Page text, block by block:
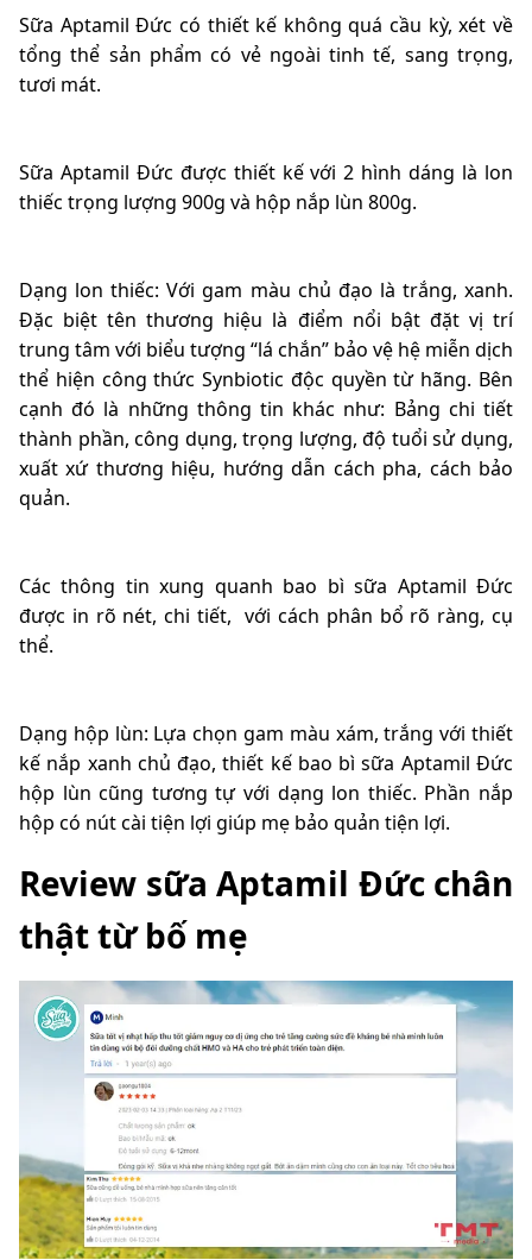
Sữa Aptamil Đức có thiết kế không quá cầu kỳ, xét về
tổng thể sản phẩm có vẻ ngoài tinh tế, sang trọng,
tươi mát.
Sữa Aptamil Đức được thiết kế với 2 hình dáng là lon
thiếc trọng lượng 900g và hộp nắp lùn 800g.
Dạng lon thiếc: Với gam màu chủ đạo là trắng, xanh.
Đặc biệt tên thương hiệu là điểm nổi bật đặt vị trí
trung tâm với biểu tượng “lá chắn” bảo vệ hệ miễn dịch
thể hiện công thức Synbiotic độc quyền từ hãng. Bên
cạnh đó là những thông tin khác như: Bảng chi tiết
thành phần, công dụng, trọng lượng, độ tuổi sử dụng,
xuất xứ thương hiệu, hướng dẫn cách pha, cách bảo
quản.
Các thông tin xung quanh bao bì sữa Aptamil Đức
được in rõ nét, chi tiết, với cách phân bổ rõ ràng, cụ
thể.
Dạng hộp lùn: Lựa chọn gam màu xám, trắng với thiết
kế nắp xanh chủ đạo, thiết kế bao bì sữa Aptamil Đức
hộp lùn cũng tương tự với dạng lon thiếc. Phần nắp
hộp có nút cài tiện lợi giúp mẹ bảo quản tiện lợi.
Review sữa Aptamil Đức chân
thật từ bố mẹ